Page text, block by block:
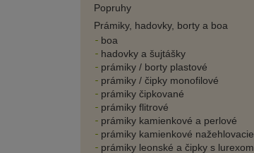
Popruhy
Prámiky, hadovky, borty a boa
boa
hadovky a šujtášky
prámiky / borty plastové
prámiky / čipky monofilové
prámiky čipkované
prámiky flitrové
prámiky kamienkové a perlové
prámiky kamienkové nažehlovacie
prámiky leonské a čipky s lurexom